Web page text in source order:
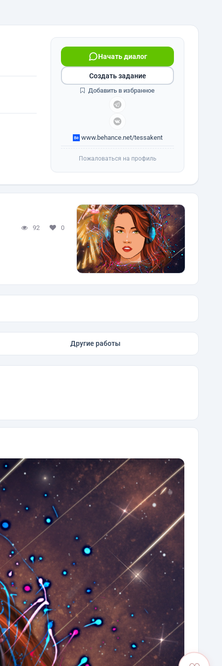
Начать диалог
www.behance.net/tessakent
Создать задание
Добавить в избранное
Пожаловаться на профиль
92 0
Другие работы